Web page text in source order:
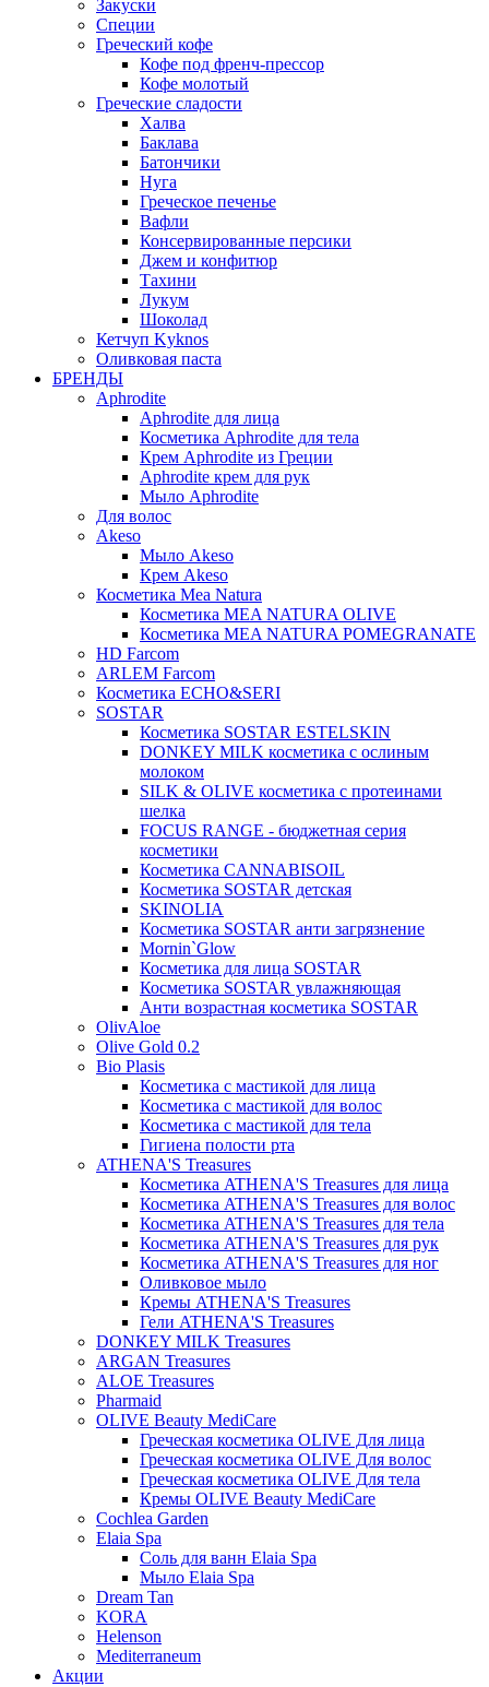
Закуски
Специи
Греческий кофе
Кофе под френч-прессор
Кофе молотый
Греческие сладости
Халва
Баклава
Батончики
Нуга
Греческое печенье
Вафли
Консервированные персики
Джем и конфитюр
Тахини
Лукум
Шоколад
Кетчуп Kyknos
Оливковая паста
БРЕНДЫ
Aphrodite
Aphrodite для лица
Косметика Aphrodite для тела
Крем Aphrodite из Греции
Aphrodite крем для рук
Мыло Aphrodite
Для волос
Akeso
Мыло Akeso
Крем Akeso
Косметика Mea Natura
Косметика MEA NATURA OLIVE
Косметика MEA NATURA POMEGRANATE
HD Farcom
ARLEM Farcom
Косметика ECHO&SERI
SOSTAR
Косметика SOSTAR ESTELSKIN
DONKEY MILK косметика с ослиным
молоком
SILK & OLIVE косметика с протеинами
шелка
FOCUS RANGE - бюджетная серия
косметики
Косметика CANNABISOIL
Косметика SOSTAR детская
SKINOLIA
Косметика SOSTAR анти загрязнение
Mornin`Glow
Косметика для лица SOSTAR
Косметика SOSTAR увлажняющая
Анти возрастная косметика SOSTAR
OlivAloe
Olive Gold 0.2
Bio Plasis
Косметика с мастикой для лица
Косметика с мастикой для волос
Косметика с мастикой для тела
Гигиена полости рта
ATHENA'S Treasures
Косметика ATHENA'S Treasures для лица
Косметика ATHENA'S Treasures для волос
Косметика ATHENA'S Treasures для тела
Косметика ATHENA'S Treasures для рук
Косметика ATHENA'S Treasures для ног
Оливковое мыло
Кремы ATHENA'S Treasures
Гели ATHENA'S Treasures
DONKEY MILK Treasures
ARGAN Treasures
ALOE Treasures
Pharmaid
OLIVE Beauty MediCare
Греческая косметика OLIVE Для лица
Греческая косметика OLIVE Для волос
Греческая косметика OLIVE Для тела
Кремы OLIVE Beauty MediCare
Cochlea Garden
Elaia Spa
Соль для ванн Elaia Spa
Мыло Elaia Spa
Dream Tan
KORA
Helenson
Mediterraneum
Акции